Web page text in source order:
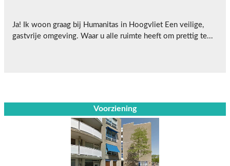
Voorziening
Ja! Ik woon graag bij Humanitas in Hoogvliet Een veilige,
gastvrije omgeving. Waar u alle ruimte heeft om prettig te...